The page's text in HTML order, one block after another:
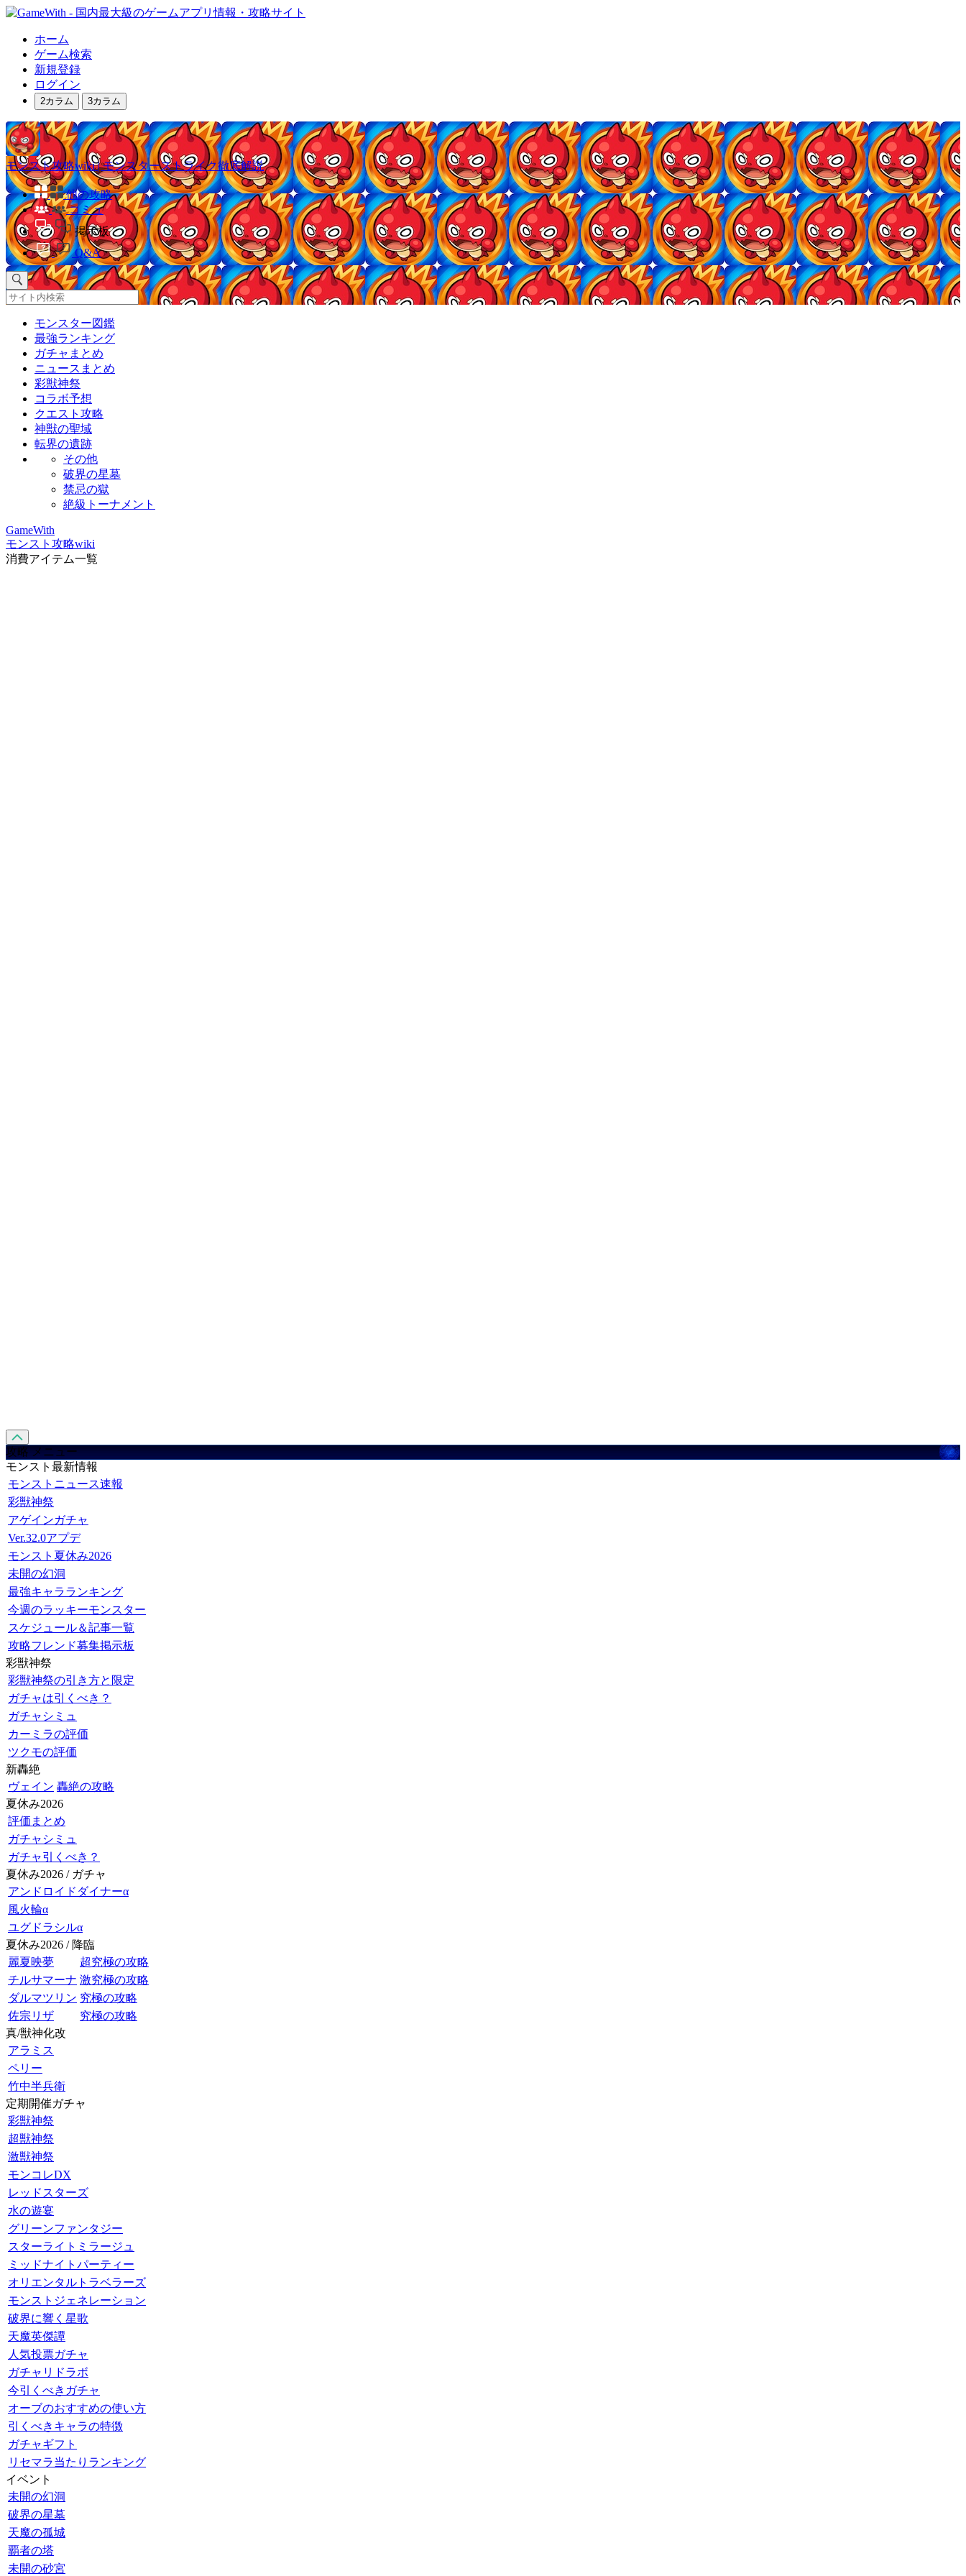
ホーム
ゲーム検索
新規登録
ログイン
2カラム 3カラム
モンスト攻略wiki | モンスターストライク徹底解説
他の攻略
コミュ
掲示板
Q&A
モンスター図鑑
最強ランキング
ガチャまとめ
ニュースまとめ
彩獣神祭
コラボ予想
クエスト攻略
神獣の聖域
転界の遺跡
その他
破界の星墓
禁忌の獄
絶級トーナメント
GameWith
モンスト攻略wiki
消費アイテム一覧
攻略 メニュー
モンスト最新情報
モンストニュース速報
彩獣神祭
アゲインガチャ
Ver.32.0アプデ
モンスト夏休み2026
未開の幻洞
最強キャラランキング
今週のラッキーモンスター
スケジュール＆記事一覧
攻略フレンド募集掲示板
彩獣神祭
彩獣神祭の引き方と限定
ガチャは引くべき？
ガチャシミュ
カーミラの評価
ツクモの評価
新轟絶
ヴェイン 轟絶の攻略
夏休み2026
評価まとめ
ガチャシミュ
ガチャ引くべき？
夏休み2026 / ガチャ
アンドロイドダイナーα
風火輪α
ユグドラシルα
夏休み2026 / 降臨
麗夏映夢
超究極の攻略
チルサマーナ 激究極の攻略
ダルマツリン 究極の攻略
佐宗リザ
究極の攻略
真/獣神化改
アラミス
ペリー
竹中半兵衛
定期開催ガチャ
彩獣神祭
超獣神祭
激獣神祭
モンコレDX
レッドスターズ
水の遊宴
グリーンファンタジー
スターライトミラージュ
ミッドナイトパーティー
オリエンタルトラベラーズ
モンストジェネレーション
破界に響く星歌
天魔英傑譚
人気投票ガチャ
ガチャリドラボ
今引くべきガチャ
オーブのおすすめの使い方
引くべきキャラの特徴
ガチャギフト
リセマラ当たりランキング
イベント
未開の幻洞
破界の星墓
天魔の孤城
覇者の塔
未開の砂宮